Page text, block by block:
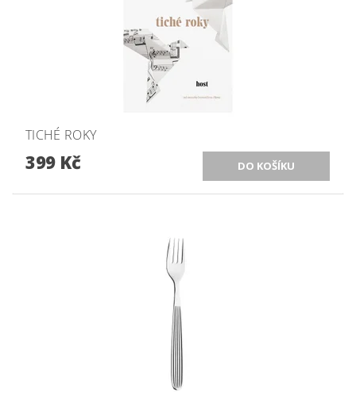
TICHÉ ROKY
399 Kč